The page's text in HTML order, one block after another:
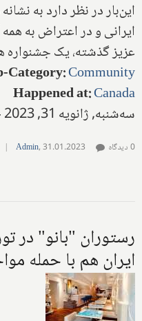
این‌بار در نظر دارد به
ایرانی و در اعتراض به
عزیز گذشته، یک جشنواره
Category:Community
Happened at:Canada
سه‌شنبه, ژانویه 31, 2023 - 10:45
Admin,31.01.2023
| 0 دیدگاه
رستوران "بانو" در
ایران هم با حمله